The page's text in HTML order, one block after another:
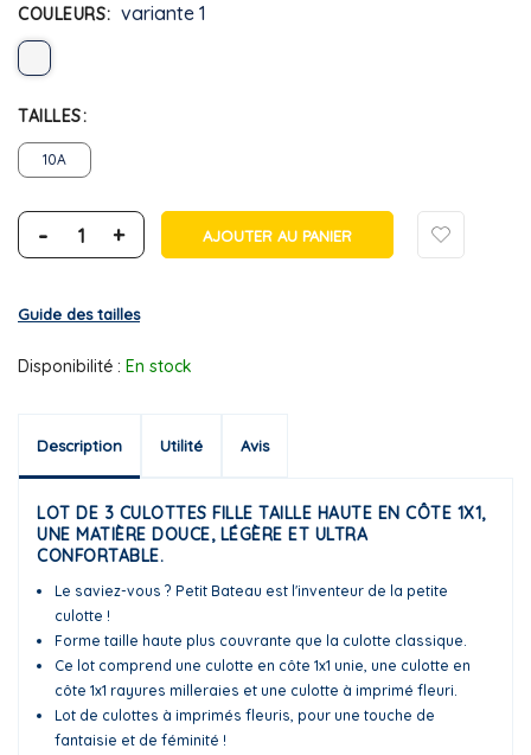
COULEURS variante 1
TAILLES
10A
- + AJOUTER AU PANIER
Guide des tailles
Disponibilité : En stock
Description Utilité Avis
LOT DE 3 CULOTTES FILLE TAILLE HAUTE EN CÔTE 1X1,
UNE MATIÈRE DOUCE, LÉGÈRE ET ULTRA
CONFORTABLE.
Le saviez-vous ? Petit Bateau est l'inventeur de la petite
culotte !
Forme taille haute plus couvrante que la culotte classique.
Ce lot comprend une culotte en côte 1x1 unie, une culotte en
côte 1x1 rayures milleraies et une culotte à imprimé fleuri.
Lot de culottes à imprimés fleuris, pour une touche de
fantaisie et de féminité !